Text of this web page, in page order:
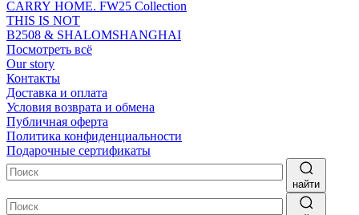
CARRY HOME. FW25 Collection
THIS IS NOT
B2508 & SHALOMSHANGHAI
Посмотреть всё
Our story
Контакты
Доставка и оплата
Условия возврата и обмена
Публичная оферта
Политика конфиденциальности
Подарочные сертификаты
найти